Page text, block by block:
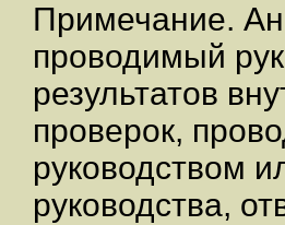
Примечание.
проводимый
результатов
проверок,
руководством
руководства,